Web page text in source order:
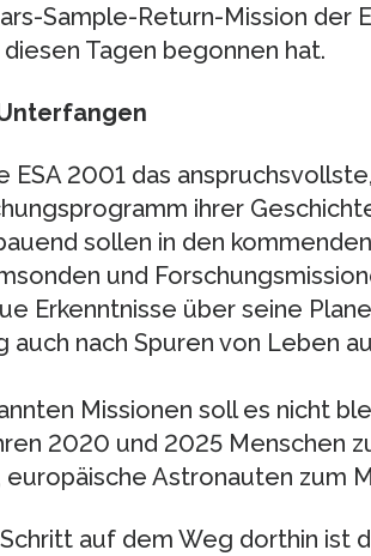
Sample-Return-Mission der
Tagen begonnen hat.
ESA 2001 das
ihrer
sollen in den
und
Erkenntnisse über seine
auch nach Spuren von Leben
Missionen soll es nicht
2020 und 2025 Menschen
Astronauten zum
auf dem Weg dorthin ist